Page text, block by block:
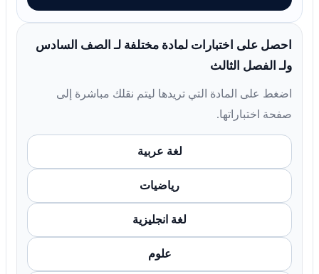
احصل على اختبارات لمادة مختلفة لـ الصف السادس
ولـ الفصل الثالث
اضغط على المادة التي تريدها ليتم نقلك مباشرة إلى
صفحة اختباراتها.
لغة عربية
رياضيات
لغة انجليزية
علوم